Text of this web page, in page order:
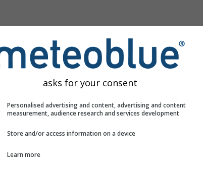
asks for your consent
Personalised advertising and content, advertising and content
measurement, audience research and services development
Store and/or access information on a device
Learn more